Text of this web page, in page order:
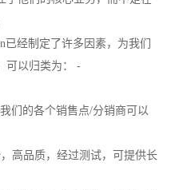
已经制定了许多因素，为我们
可以归类为： -
们的各个销售点/分销商可以
高品质，经过测试，可提供长